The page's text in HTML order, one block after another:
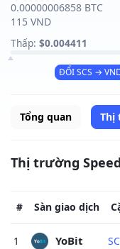
0.00000006858 BTC
115 VND
Thấp: $0.004411
ĐỔI SCS →
Tổng quan Thị
Thị trường
# Sàn giao dịch
1 YoBit